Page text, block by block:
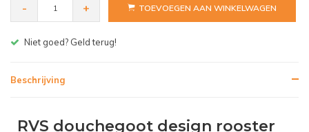
- + TOEVOEGEN AAN WINKELWAGEN
Gratis bezorgen v.a. € 150,- (NL)
Beschrijving
RVS douchegoot design rooster